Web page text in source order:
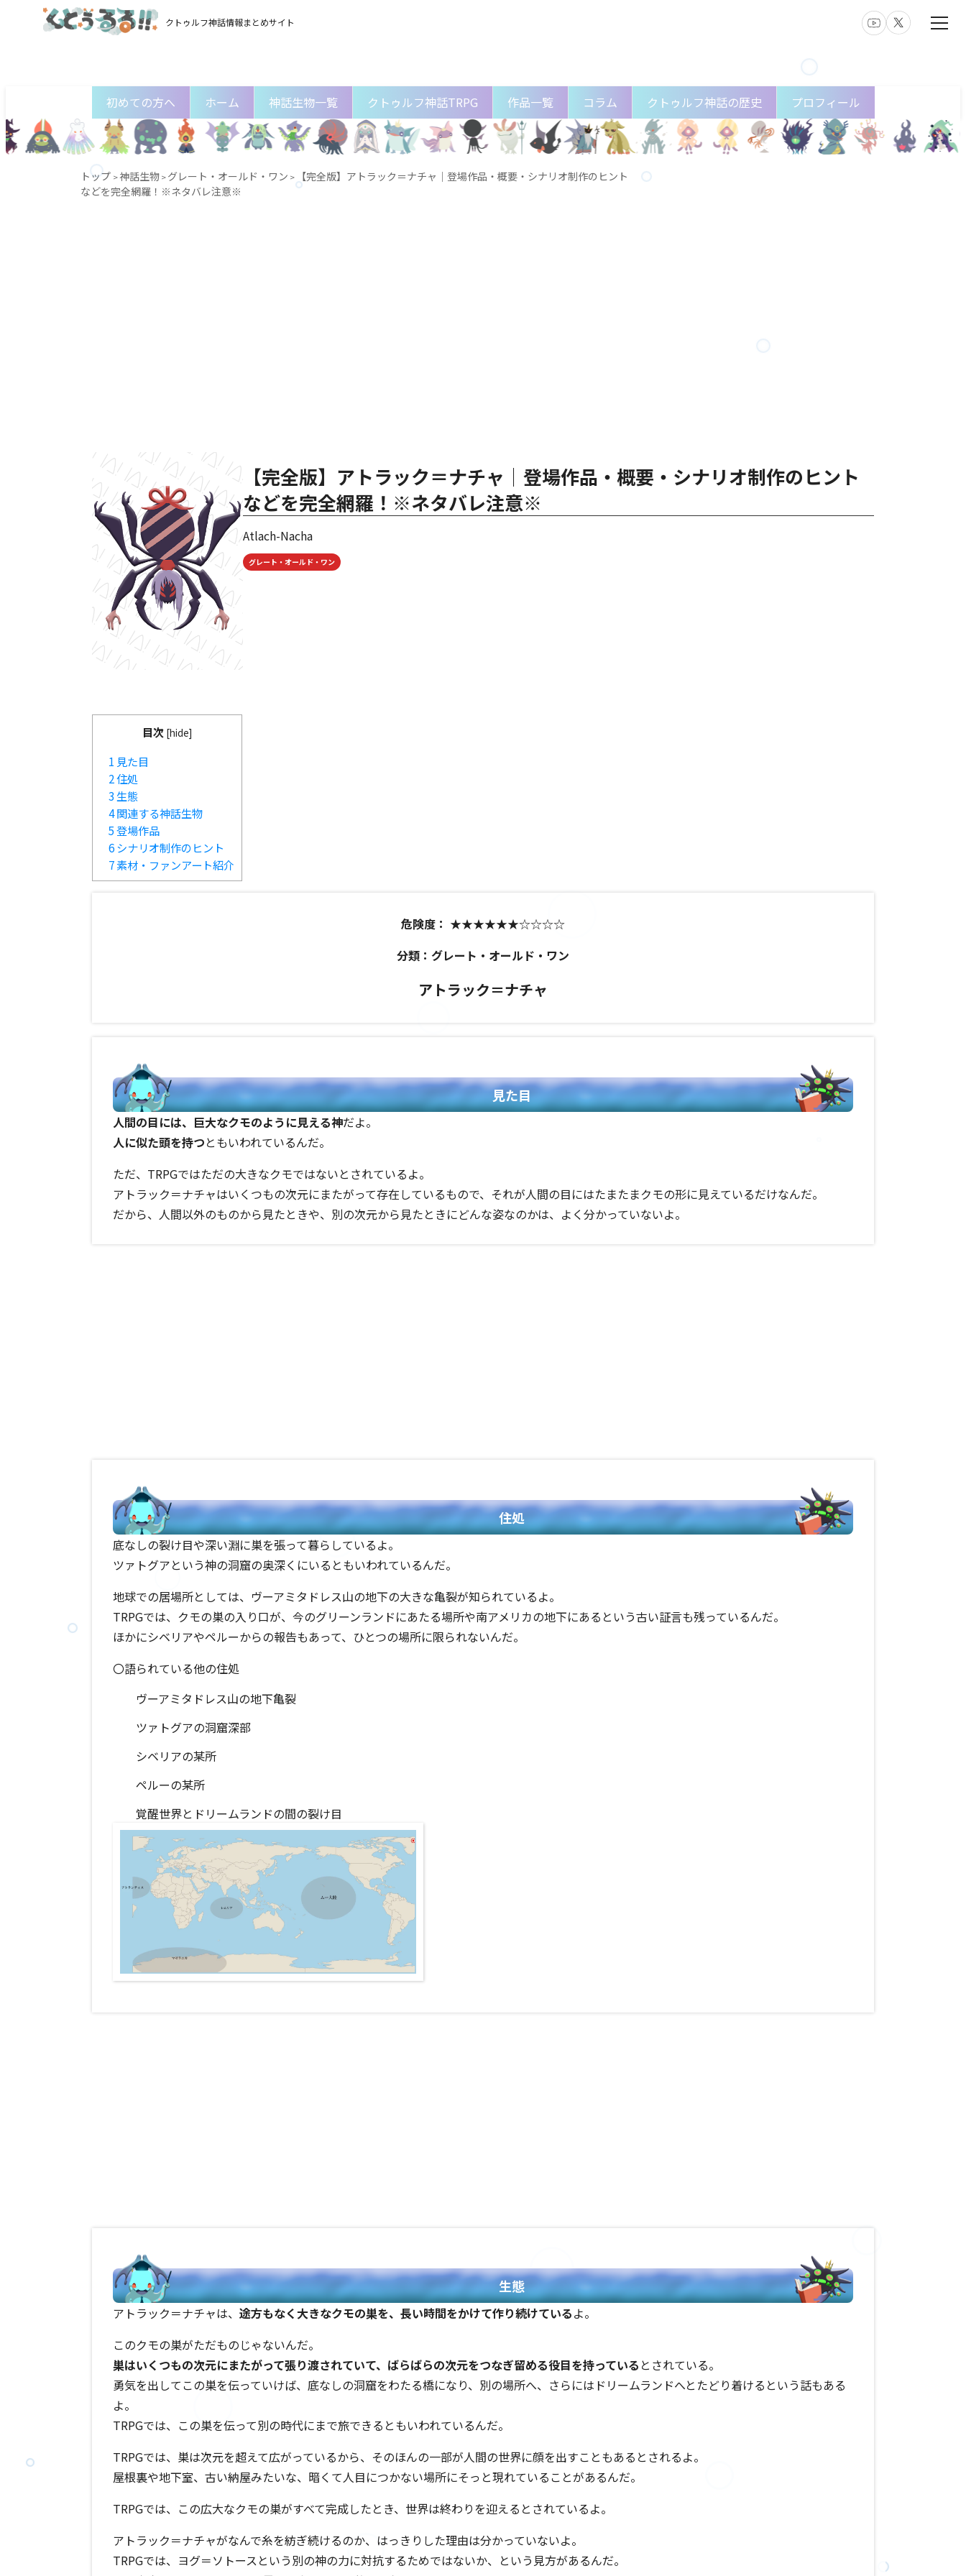
クトゥルフ神話情報まとめサイト
初めての方へ ホーム 神話生物一覧 クトゥルフ神話TRPG 作品一覧 コラム クトゥルフ神話の歴史 プロフィール
トップ >神話生物>グレート・オールド・ワン >
【完全版】アトラック＝ナチャ│登場作品・概要・シナリオ制作のヒント
などを完全網羅！※ネタバレ注意※
【完全版】アトラック＝ナチャ│登場作品・概要・シナリオ制作のヒント
などを完全網羅！※ネタバレ注意※
Atlach-Nacha
グレート・オールド・ワン
目次 [hide]
1 見た目
2住処
3 生態
4関連する神話生物
5登場作品
6シナリオ制作のヒント
7素材・ファンアート紹介
危険度： ★★★★★★☆☆☆☆
分類：グレート・オールド・ワン
アトラック＝ナチャ
見た目
人間の目には、巨大なクモのように見える神だよ。
人に似た頭を持つともいわれているんだ。
ただ、TRPGではただの大きなクモではないとされているよ。
アトラック＝ナチャはいくつもの次元にまたがって存在しているもので、それが人間の目にはたまたまクモの形に見えているだけなんだ。
だから、人間以外のものから見たときや、別の次元から見たときにどんな姿なのかは、よく分かっていないよ。
住処
底なしの裂け目や深い淵に巣を張って暮らしているよ。
ツァトグアという神の洞窟の奥深くにいるともいわれているんだ。
地球での居場所としては、ヴーアミタドレス山の地下の大きな亀裂が知られているよ。
TRPGでは、クモの巣の入り口が、今のグリーンランドにあたる場所や南アメリカの地下にあるという古い証言も残っているんだ。
ほかにシベリアやペルーからの報告もあって、ひとつの場所に限られないんだ。
〇語られている他の住処
ヴーアミタドレス山の地下亀裂
ツァトグアの洞窟深部
シベリアの某所
ペルーの某所
覚醒世界とドリームランドの間の裂け目
生態
アトラック＝ナチャは、 途方もなく大きなクモの巣を、長い時間をかけて作り続けているよ。
このクモの巣がただものじゃないんだ。
巣はいくつもの次元にまたがって張り渡されていて、ばらばらの次元をつなぎ留める役目を持っている とされている。
勇気を出してこの巣を伝っていけば、底なしの洞窟をわたる橋になり、別の場所へ、さらにはドリームランドへとたどり着けるという話もある
よ。
TRPGでは、この巣を伝って別の時代にまで旅できるともいわれているんだ。
TRPGでは、巣は次元を超えて広がっているから、そのほんの一部が人間の世界に顔を出すこともあるとされるよ。
屋根裏や地下室、古い納屋みたいな、暗くて人目につかない場所にそっと現れていることがあるんだ。
TRPGでは、この広大なクモの巣がすべて完成したとき、世界は終わりを迎えるとされているよ。
アトラック＝ナチャがなんで糸を紡ぎ続けるのか、はっきりした理由は分かっていないよ。
TRPGでは、ヨグ＝ソトースという別の神の力に対抗するためではないか、という見方があるんだ。